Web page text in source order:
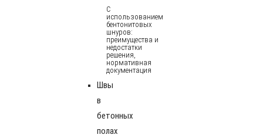
С
использованием
бентонитовых
шнуров:
преимущества и
недостатки
решения,
нормативная
документация
Швы
в
бетонных
полах